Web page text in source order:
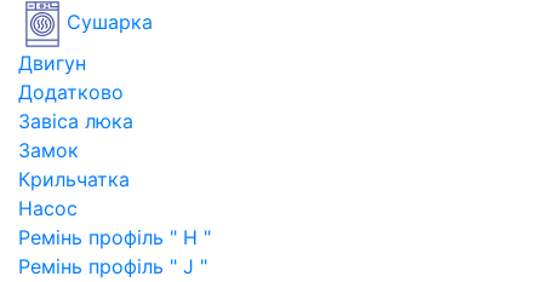
Сушарка
Двигун
Додатково
Завіса люка
Замок
Крильчатка
Насос
Ремінь профіль " H "
Ремінь профіль " J "